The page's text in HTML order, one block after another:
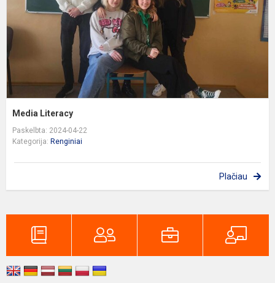
Media Literacy
Paskelbta: 2024-04-22
Kategorija: Renginiai
Plačiau